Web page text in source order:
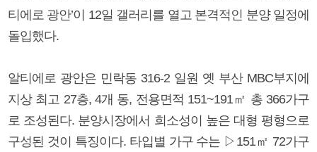
티에로 광안’이 12일 갤러리를 열고 본격적인 분양 일정에
돌입했다.
알티에로 광안은 민락동 316-2 일원 옛 부산 MBC부지에
지상 최고 27층, 4개 동, 전용면적 151~191㎡ 총 366가구
로 조성된다. 분양시장에서 희소성이 높은 대형 평형으로
구성된 것이 특징이다. 타입별 가구 수는 ▷151㎡ 72가구